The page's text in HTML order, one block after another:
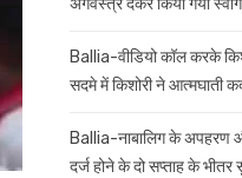
अंगवस्त्र देकर किया गया
Ballia-वीडियो कॉल करके
सदमे में किशोरी ने आत्मघाती
Ballia-नाबालिग के अपहरण
दर्ज होने के दो सप्ताह के भीतर